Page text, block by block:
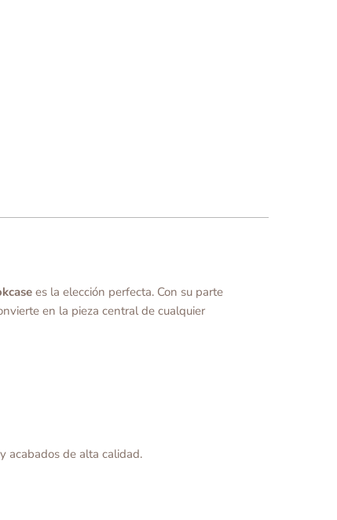
es la elección perfecta. Con su parte
en la pieza central de cualquier
acabados de alta calidad.